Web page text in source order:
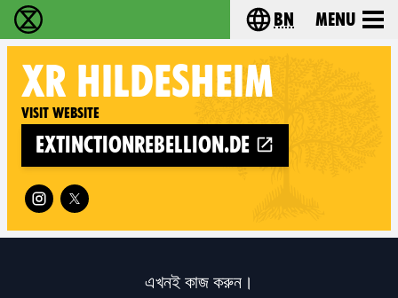
বিলুপ্তি বিদ্রোহ - Home Choose your
bn Menu
XR HILDESHEIM
Visit website
extinctionrebellion.de
Follow XR Hildesheim on
এখনই কাজ করুন।